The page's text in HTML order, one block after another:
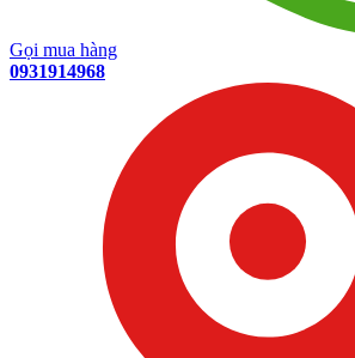
Gọi mua hàng
0931914968